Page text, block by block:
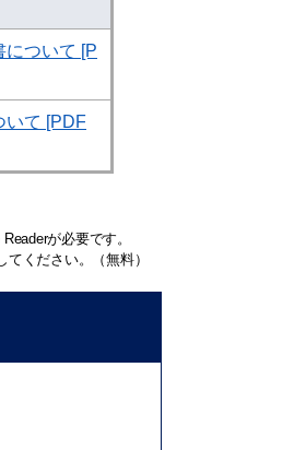
について [P
いて [PDF
が必要です。
ください。（無料）